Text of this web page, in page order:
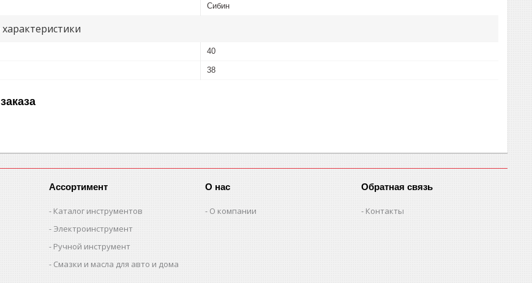
Сибин
40
38
Ассортимент
Каталог инструментов
Электроинструмент
Ручной инструмент
Смазки и масла для авто и дома
О нас
О компании
Обратная связь
Контакты